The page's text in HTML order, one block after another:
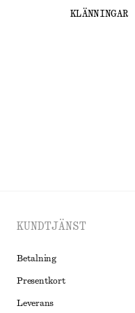
KLÄNNINGAR
KUNDTJÄNST
Betalning
Presentkort
Leverans